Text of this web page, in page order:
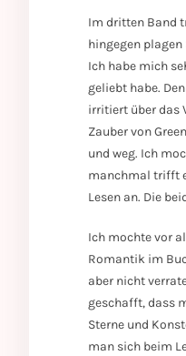
Im dritten Band
hingegen
Ich habe mich
geliebt habe.
irritiert über das
Zauber von
und weg. Ich
manchmal trifft
Lesen an. Die
Ich mochte vor
Romantik im
aber nicht
geschafft, dass
Sterne und
man sich beim